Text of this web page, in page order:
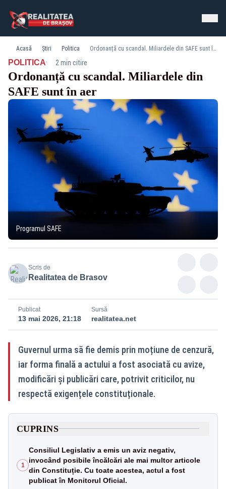
Acasă Știri Politica Ordonanță cu scandal. Miliardele din SAFE sunt în aer
POLITICA· 2 min citire
Ordonanță cu scandal. Miliardele din
SAFE sunt în aer
Programul SAFE
Scris de
Realitatea de Brasov
Publicat
13 mai 2026, 21:18
Sursă
realitatea.net
Guvernul urma să fie demis prin moțiune de cenzură,
iar forma finală a actului a fost asociată cu avize,
modificări și publicări care, potrivit criticilor, nu
respectă exigențele constituționale.
CUPRINS
1
Consiliul Legislativ a emis un aviz negativ,
invocând posibile încălcări ale mai multor articole
din Constituție. Cu toate acestea, actul a fost
publicat în Monitorul Oficial.